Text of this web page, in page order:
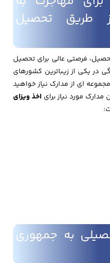
طریق تحصیل
فرصتی عالی برای تحصیل
در یکی از زیباترین کشورهای
ای از مدارک نیاز خواهید
مورد نیاز برای اخذ ویزای
به جمهوری